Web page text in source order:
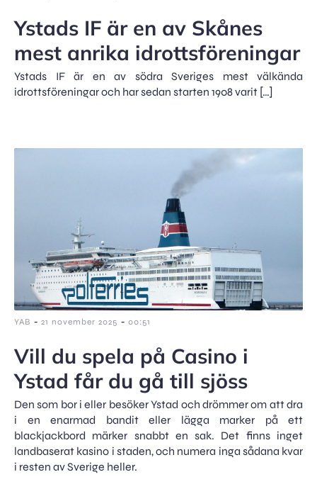
Ystads IF är en av Skånes
mest anrika idrottsföreningar
Ystads IF är en av södra Sveriges mest välkända
idrottsföreningar och har sedan starten 1908 varit […]
YAB - 21 november 2025 - 00:51
Vill du spela på Casino i
Ystad får du gå till sjöss
Den som bor i eller besöker Ystad och drömmer om att dra
i en enarmad bandit eller lägga marker på ett
blackjackbord märker snabbt en sak. Det finns inget
landbaserat kasino i staden, och numera inga sådana kvar
i resten av Sverige heller.